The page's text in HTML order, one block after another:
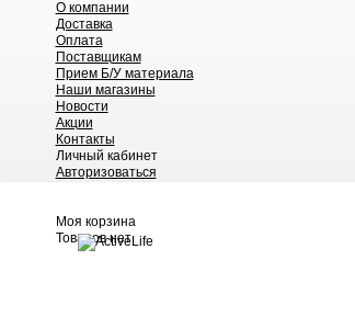
О компании
Доставка
Оплата
Поставщикам
Прием Б/У материала
Наши магазины
Новости
Акции
Контакты
Личный кабинет
Авторизоваться
Моя корзина
Товаров нет